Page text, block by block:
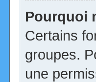
Pourquoi
Certains
groupes.
une